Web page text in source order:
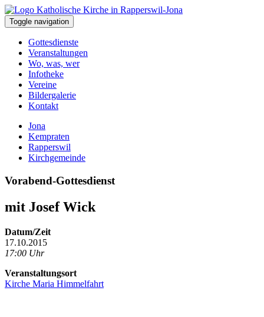
Toggle navigation
Gottesdienste
Veranstaltungen
Wo, was, wer
Infotheke
Vereine
Bildergalerie
Kontakt
Jona
Kempraten
Rapperswil
Kirchgemeinde
Vorabend-Gottesdienst
mit Josef Wick
Datum/Zeit
17.10.2015
17:00 Uhr
Veranstaltungsort
Kirche Maria Himmelfahrt